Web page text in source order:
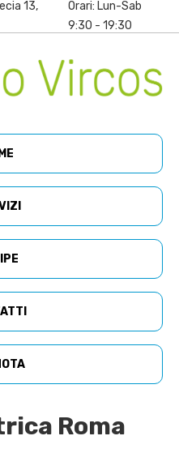
13,
Orari: Lun-Sab
9:30 - 19:30
Roma